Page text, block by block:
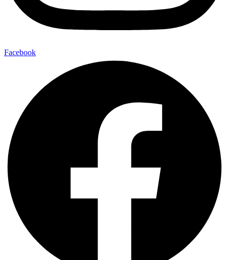
Facebook